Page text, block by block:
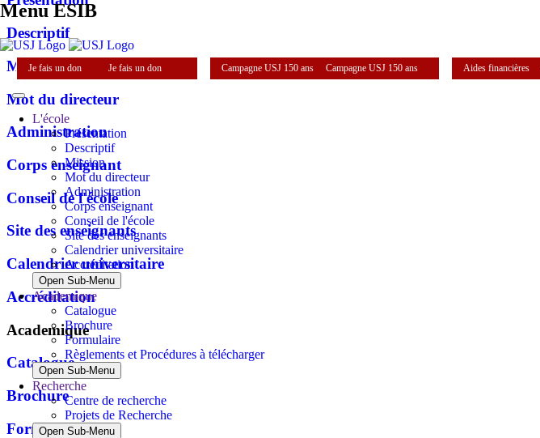
Menu ESIB
Je fais un don Je fais un don Campagne USJ 150 ans Campagne USJ 150 ans Aides financières
L'école
Présentation
Descriptif
Mission
Mot du directeur
Administration
Corps enseignant
Conseil de l'école
Site des enseignants
Calendrier universitaire
Accréditation
Open Sub-Menu
Academique
Catalogue
Brochure
Formulaire
Règlements et Procédures à télécharger
Open Sub-Menu
Recherche
Centre de recherche
Projets de Recherche
Open Sub-Menu
Descriptif
Mission
Mot du directeur
Administration
Corps enseignant
Conseil de l'école
Site des enseignants
Calendrier universitaire
Accréditation
Academique
Catalogue
Brochure
Formulaire